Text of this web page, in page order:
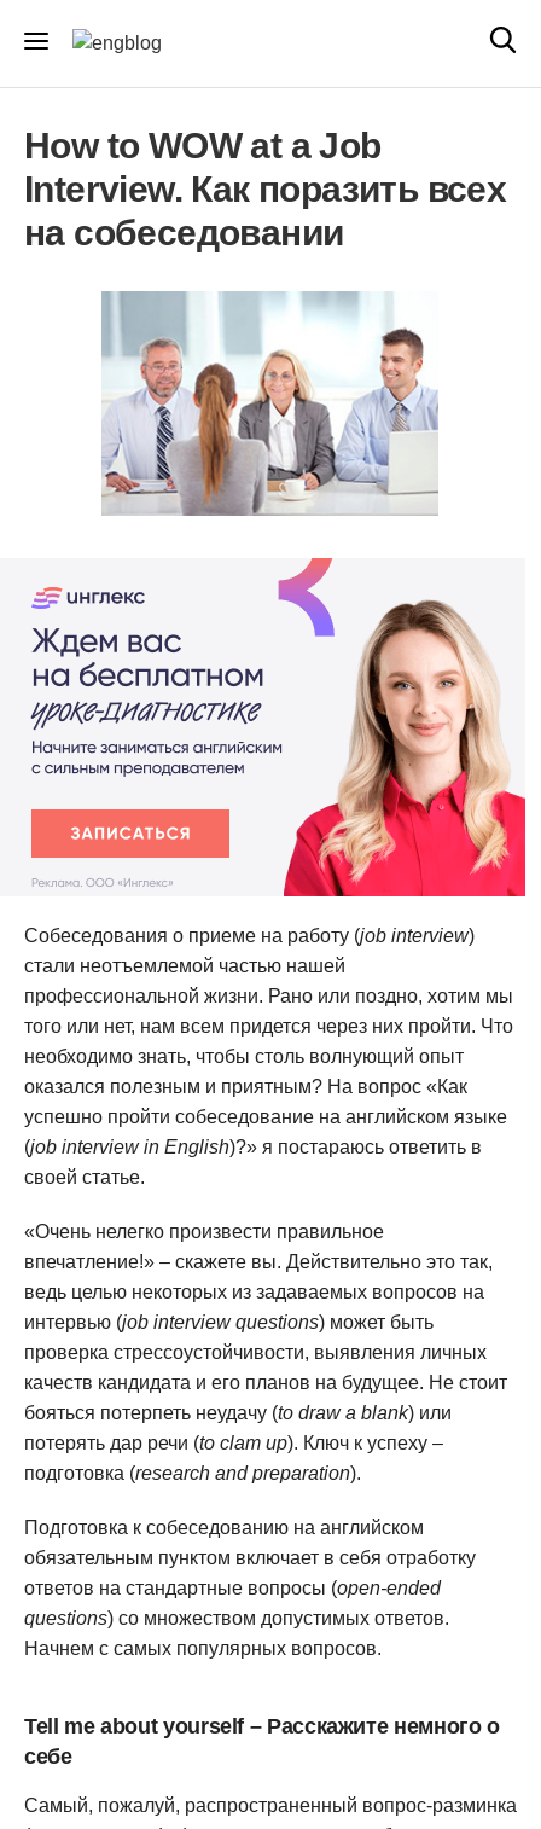
How to WOW at a Job
Interview. Как поразить всех
на собеседовании
Собеседования о приеме на работу (job interview)
стали неотъемлемой частью нашей
профессиональной жизни. Рано или поздно, хотим мы
того или нет, нам всем придется через них пройти. Что
необходимо знать, чтобы столь волнующий опыт
оказался полезным и приятным? На вопрос «Как
успешно пройти собеседование на английском языке
(job interview in English)?» я постараюсь ответить в
своей статье.
«Очень нелегко произвести правильное
впечатление!» – скажете вы. Действительно это так,
ведь целью некоторых из задаваемых вопросов на
интервью (job interview questions) может быть
проверка стрессоустойчивости, выявления личных
качеств кандидата и его планов на будущее. Не стоит
бояться потерпеть неудачу (to draw a blank) или
потерять дар речи (to clam up). Ключ к успеху –
подготовка (research and preparation).
Подготовка к собеседованию на английском
обязательным пунктом включает в себя отработку
ответов на стандартные вопросы (open-ended
questions) со множеством допустимых ответов.
Начнем с самых популярных вопросов.
Tell me about yourself – Расскажите немного о
себе
Самый, пожалуй, распространенный вопрос-разминка